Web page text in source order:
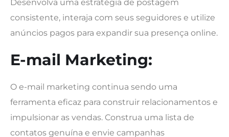
Desenvolva uma estratégia de postagem
consistente, interaja com seus seguidores e utilize
anúncios pagos para expandir sua presença online.
E-mail Marketing:
O e-mail marketing continua sendo uma
ferramenta eficaz para construir relacionamentos e
impulsionar as vendas. Construa uma lista de
contatos genuína e envie campanhas